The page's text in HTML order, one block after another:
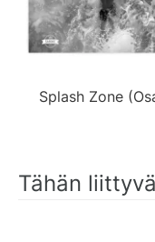
Splash Zone
Tähän